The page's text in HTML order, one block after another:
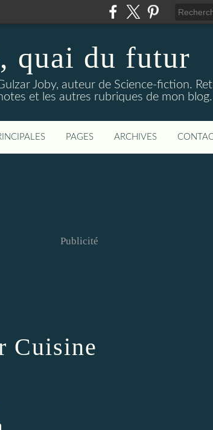
quai du futur
Joby, auteur de Science-fiction.
et les autres rubriques de mon blog.
PAGES ARCHIVES
Publicité
Cuisine